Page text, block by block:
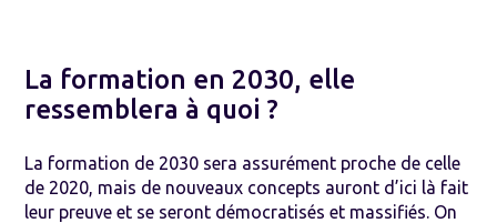
La formation en 2030, elle
ressemblera à quoi ?
La formation de 2030 sera assurément proche de celle
de 2020, mais de nouveaux concepts auront d’ici là fait
leur preuve et se seront démocratisés et massifiés. On